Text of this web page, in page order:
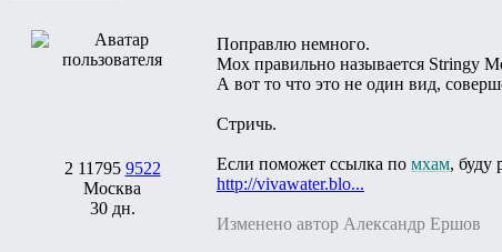
2 11795 9522
Москва
30 дн.
Поправлю немного.
Мох правильно называется Stringy
А вот то что это не один вид,
Стричь.
Если поможет ссылка по мхам, буду
http://vivawater.blo...
Изменено автор Александр Ершов